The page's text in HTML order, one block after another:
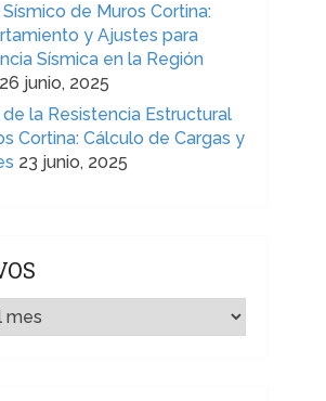
Sísmico de Muros Cortina:
y Ajustes para
Sísmica en la Región
26 junio, 2025
de la Resistencia Estructural
Cortina: Cálculo de Cargas y
23 junio, 2025